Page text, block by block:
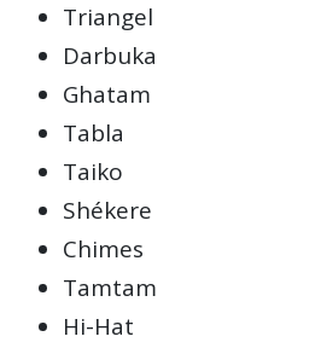
Triangel
Darbuka
Ghatam
Tabla
Taiko
Shékere
Chimes
Tamtam
Hi-Hat